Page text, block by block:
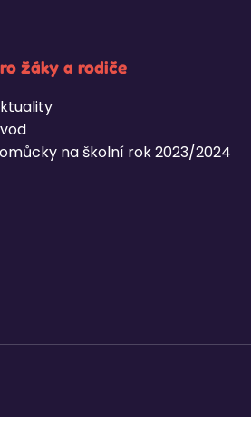
žáky a rodiče
na školní rok 2023/2024